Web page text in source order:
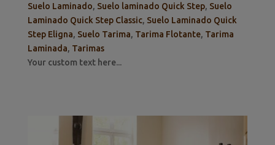
Suelo Laminado, Suelo laminado Quick Step, Suelo
Laminado Quick Step Classic, Suelo Laminado Quick
Step Eligna, Suelo Tarima, Tarima Flotante, Tarima
Laminada, Tarimas
Your custom text here...